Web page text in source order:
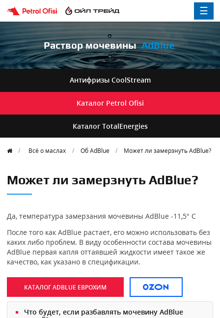
☰
Раствор мочевиныAdBlue
Антифризы CoolStream
Каталог Petrol Ofisi
Каталог TotalEnergies
Всё о маслах Об AdBlue Может ли замерзнуть AdBlue?
Может ли замерзнуть AdBlue?
Да, температура замерзания мочевины AdBlue -11,5° С
После того как AdBlue растает, его можно использовать без
каких либо проблем. В виду особенности состава мочевины
AdBlue первая капля оттаявшей жидкости имеет такое же
качество, как указано в спецификации.
КАТАЛОГ ADBLUE ЕВРОХИМ .
Что будет, если разбавлять мочевину AdBlue